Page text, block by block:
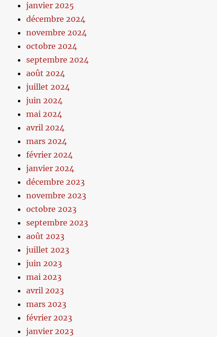
janvier 2025
décembre 2024
novembre 2024
octobre 2024
septembre 2024
août 2024
juillet 2024
juin 2024
mai 2024
avril 2024
mars 2024
février 2024
janvier 2024
décembre 2023
novembre 2023
octobre 2023
septembre 2023
août 2023
juillet 2023
juin 2023
mai 2023
avril 2023
mars 2023
février 2023
janvier 2023